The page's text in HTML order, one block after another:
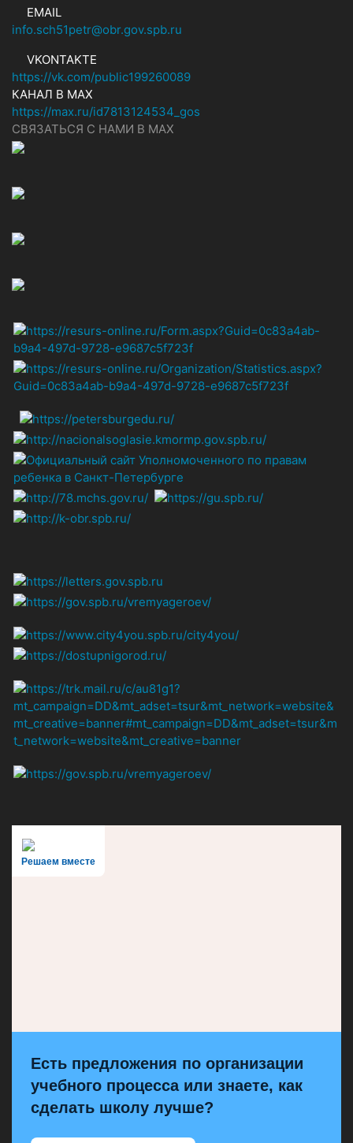
EMAIL
info.sch51petr@obr.gov.spb.ru
VKONTAKTE
https://vk.com/public199260089
КАНАЛ В MAX
https://max.ru/id7813124534_gos
СВЯЗАТЬСЯ С НАМИ В МАХ
Решаем вместе
Есть предложения по организации
учебного процесса или знаете, как
сделать школу лучше?